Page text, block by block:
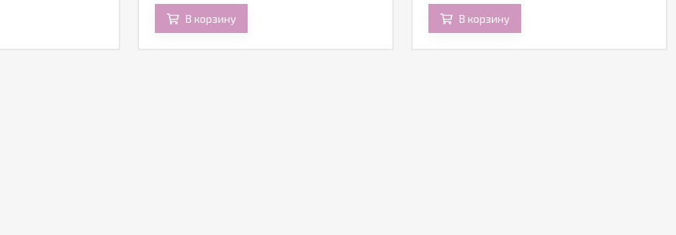
В корзину В корзину